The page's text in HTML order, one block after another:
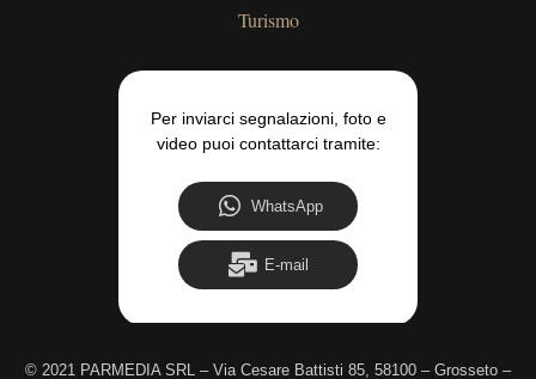
Turismo
Per inviarci segnalazioni, foto e
video puoi contattarci tramite:
WhatsApp
E-mail
© 2021 PARMEDIA SRL – Via Cesare Battisti 85, 58100 – Grosseto –